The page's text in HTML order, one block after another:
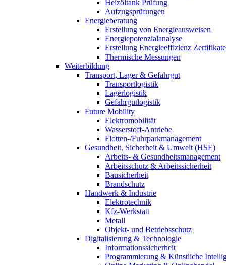
Heizöltank Prüfung
Aufzugsprüfungen
Energieberatung
Erstellung von Energieausweisen
Energiepotenzialanalyse
Erstellung Energieeffizienz Zertifikate
Thermische Messungen
Weiterbildung
Transport, Lager & Gefahrgut
Transportlogistik
Lagerlogistik
Gefahrgutlogistik
Future Mobility
Elektromobilität
Wasserstoff-Antriebe
Flotten-/Fuhrparkmanagement
Gesundheit, Sicherheit & Umwelt (HSE)
Arbeits- & Gesundheitsmanagement
Arbeitsschutz & Arbeitssicherheit
Bausicherheit
Brandschutz
Handwerk & Industrie
Elektrotechnik
Kfz-Werkstatt
Metall
Objekt- und Betriebsschutz
Digitalisierung & Technologie
Informationssicherheit
Programmierung & Künstliche